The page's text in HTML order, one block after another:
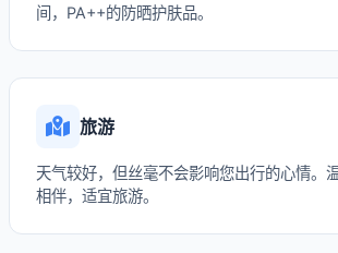
间，PA++的防晒护肤品。
旅游
天气较好，但丝毫不会影响您出行的心情。
相伴，适宜旅游。